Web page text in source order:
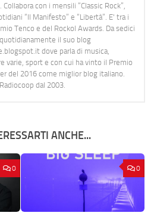
con i mensili “Classic Rock”,
“Il Manifesto” e “Libertà”. E' tra i
Tenco e del Rockol Awards. Da sedici
il suo blog
dove parla di musica,
varie, sport e con cui ha vinto il Premio
del 2016 come miglior blog italiano.
dal 2003.
ANCHE...
0 0